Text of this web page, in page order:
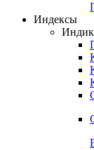
Индексы